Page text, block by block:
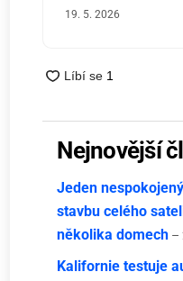
19. 5. 2026
Nejnovější
Jeden
stavbu celého
několika domech –
Kalifornie testuje